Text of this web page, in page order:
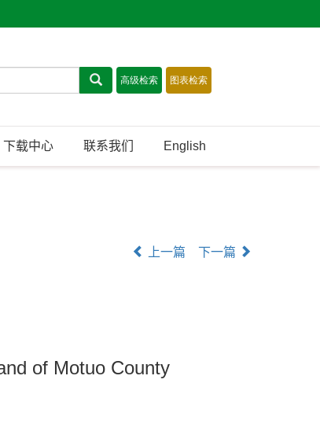
下载中心 联系我们 English
上一篇 下一篇
of Motuo County